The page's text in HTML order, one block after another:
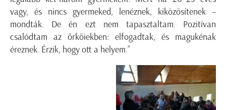
vagy, és nincs gyermeked, lenéznek, kiközösítenek –
mondták. De én ezt nem tapasztaltam. Pozitívan
csalódtam az őrkőiekben: elfogadtak, és magukénak
éreznek. Érzik, hogy ott a helyem.”